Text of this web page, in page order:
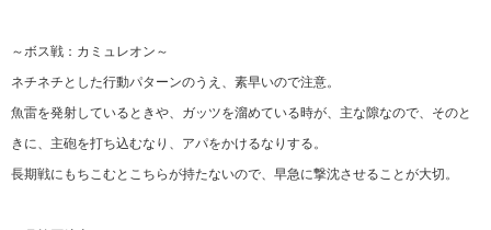
～ボス戦：カミュレオン～
ネチネチとした行動パターンのうえ、素早いので注意。
魚雷を発射しているときや、ガッツを溜めている時が、主な隙なので、そのと
きに、主砲を打ち込むなり、アパをかけるなりする。
長期戦にもちこむとこちらが持たないので、早急に撃沈させることが大切。